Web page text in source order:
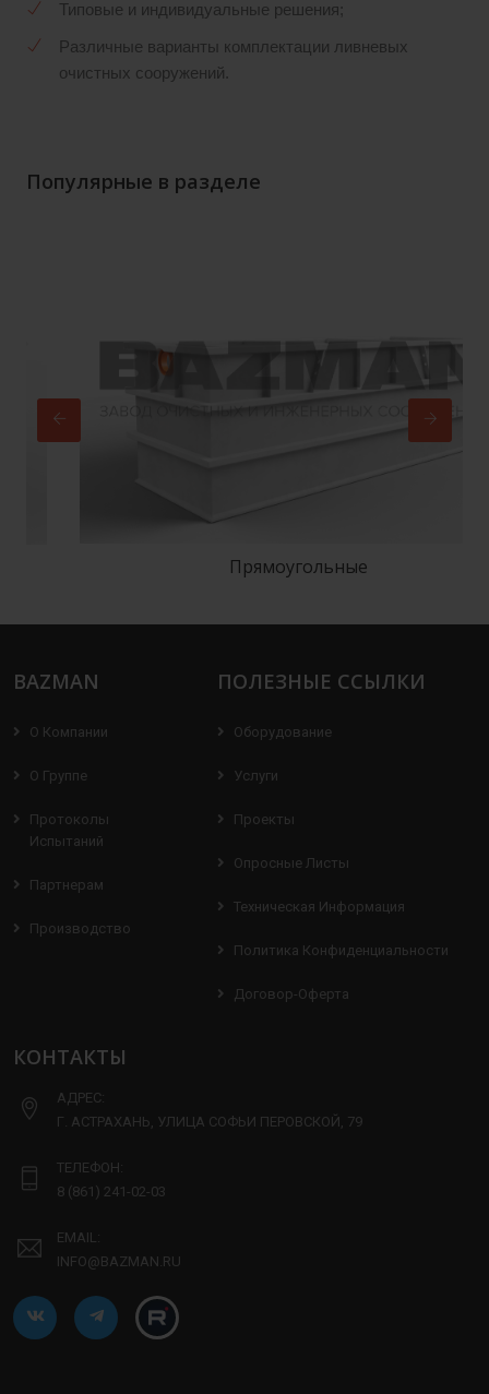
Типовые и индивидуальные решения;
Различные варианты комплектации ливневых
очистных сооружений.
Популярные в разделе
Прямоугольные
BAZMAN
О Компании
О Группе
Протоколы
Испытаний
Партнерам
Производство
ПОЛЕЗНЫЕ ССЫЛКИ
Оборудование
Услуги
Проекты
Опросные Листы
Техническая Информация
Политика Конфиденциальности
Договор-Оферта
КОНТАКТЫ
АДРЕС:
Г. АСТРАХАНЬ, УЛИЦА СОФЬИ ПЕРОВСКОЙ, 79
ТЕЛЕФОН:
8 (861) 241-02-03
EMAIL:
INFO@BAZMAN.RU